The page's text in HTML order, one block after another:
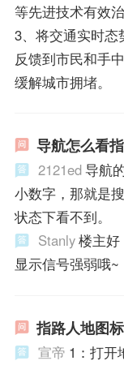
等先进技术有效
3、将交通实时
反馈到市民和手
缓解城市拥堵。
导航怎么看
2121ed导航
小数字，那就是
状态下看不到。
Stanly楼主好
显示信号强弱哦~
指路人地图
宣帝 1：打开